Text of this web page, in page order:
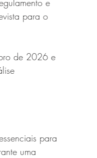
para o
de 2026 e
para
uma